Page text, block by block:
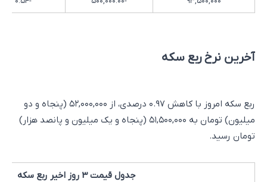
آخرین نرخ ربع سکه
ربع سکه امروز با کاهش ۰.۹۷ درصدی، از ۵۲,۰۰۰,۰۰۰ (پنجاه و دو
میلیون) تومان به ۵۱,۵۰۰,۰۰۰ (پنجاه و یک میلیون و پانصد هزار)
تومان رسید.
جدول قیمت 3 روز اخیر ربع سکه